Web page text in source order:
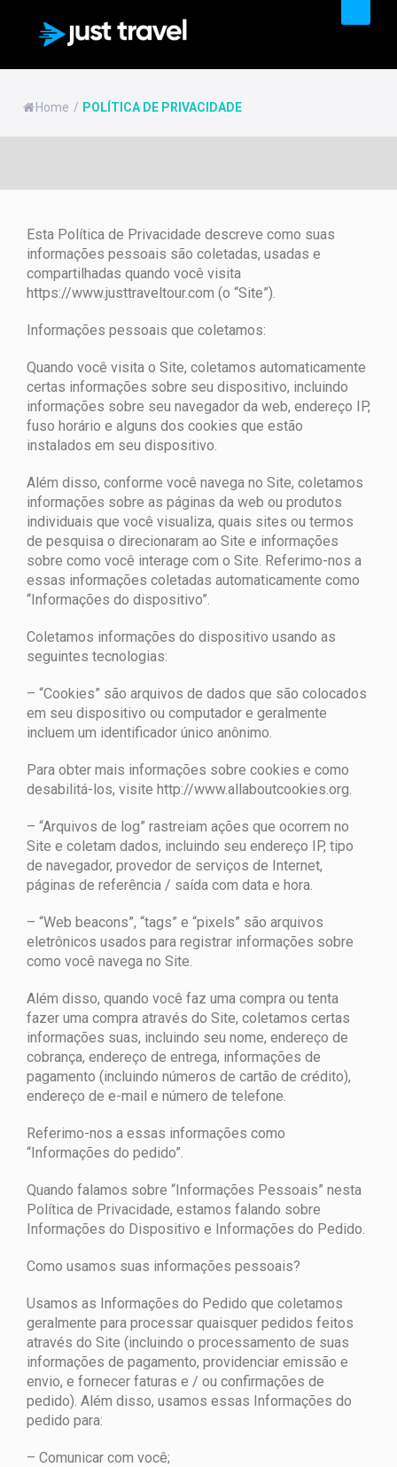
Home / POLÍTICA DE PRIVACIDADE
Esta Política de Privacidade descreve como suas
informações pessoais são coletadas, usadas e
compartilhadas quando você visita
https://www.justtraveltour.com (o “Site”).
Informações pessoais que coletamos:
Quando você visita o Site, coletamos automaticamente
certas informações sobre seu dispositivo, incluindo
informações sobre seu navegador da web, endereço IP,
fuso horário e alguns dos cookies que estão
instalados em seu dispositivo.
Além disso, conforme você navega no Site, coletamos
informações sobre as páginas da web ou produtos
individuais que você visualiza, quais sites ou termos
de pesquisa o direcionaram ao Site e informações
sobre como você interage com o Site. Referimo-nos a
essas informações coletadas automaticamente como
“Informações do dispositivo”.
Coletamos informações do dispositivo usando as
seguintes tecnologias:
– “Cookies” são arquivos de dados que são colocados
em seu dispositivo ou computador e geralmente
incluem um identificador único anônimo.
Para obter mais informações sobre cookies e como
desabilitá-los, visite http://www.allaboutcookies.org.
– “Arquivos de log” rastreiam ações que ocorrem no
Site e coletam dados, incluindo seu endereço IP, tipo
de navegador, provedor de serviços de Internet,
páginas de referência / saída com data e hora.
– “Web beacons”, “tags” e “pixels” são arquivos
eletrônicos usados ​​para registrar informações sobre
como você navega no Site.
Além disso, quando você faz uma compra ou tenta
fazer uma compra através do Site, coletamos certas
informações suas, incluindo seu nome, endereço de
cobrança, endereço de entrega, informações de
pagamento (incluindo números de cartão de crédito),
endereço de e-mail e número de telefone.
Referimo-nos a essas informações como
“Informações do pedido”.
Quando falamos sobre “Informações Pessoais” nesta
Política de Privacidade, estamos falando sobre
Informações do Dispositivo e Informações do Pedido.
Como usamos suas informações pessoais?
Usamos as Informações do Pedido que coletamos
geralmente para processar quaisquer pedidos feitos
através do Site (incluindo o processamento de suas
informações de pagamento, providenciar emissão e
envio, e fornecer faturas e / ou confirmações de
pedido). Além disso, usamos essas Informações do
pedido para:
– Comunicar com você;